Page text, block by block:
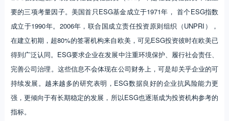
要的三项考量因子。美国首只ESG基金成立于1971年， 首个ESG指数
成立于1990年。2006年，联合国成立责任投资原则组织（UNPRI），
在建立初期，超80%的签署机构来自欧美，可见ESG投资彼时在欧美已
得到广泛认同。ESG要求企业在发展中注重环境保护、履行社会责任、
完善公司治理。这些信息不会体现在公司财务上，可是却关乎企业的可
持续发展。越来越多的研究表明，ESG数据良好的企业抗风险能力更
强，更倾向于有长期稳定的发展，所以ESG也逐渐成为投资机构参考的
指标。